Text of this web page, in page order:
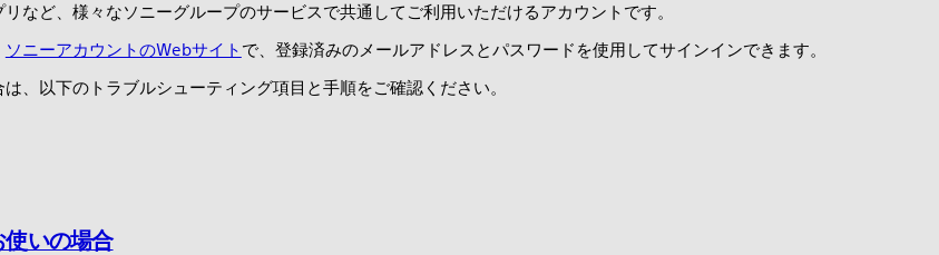
など、様々なソニーグループのサービスで共通してご利用いただけるアカウントです。
ソニーアカウントのWebサイト で、登録済みのメールアドレスとパスワードを使用してサインインできます。
、以下のトラブルシューティング項目と手順をご確認ください。
使いの場合